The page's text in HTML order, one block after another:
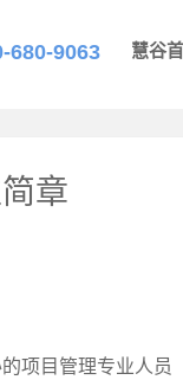
680-9063 慧谷
章
项目管理专业人员